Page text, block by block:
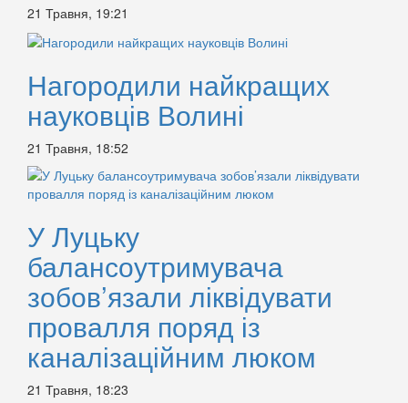
21 Травня, 19:21
Нагородили найкращих
науковців Волині
21 Травня, 18:52
У Луцьку
балансоутримувача
зобов’язали ліквідувати
провалля поряд із
каналізаційним люком
21 Травня, 18:23